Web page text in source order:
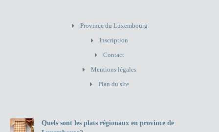
Province du Luxembourg
Inscription
Contact
Mentions légales
Plan du site
Quels sont les plats régionaux en province de